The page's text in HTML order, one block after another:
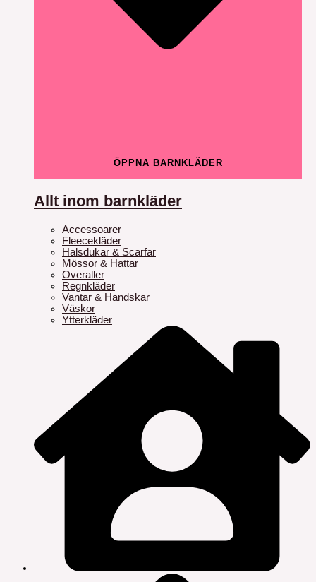
ÖPPNA BARNKLÄDER
Allt inom barnkläder
Accessoarer
Fleecekläder
Halsdukar & Scarfar
Mössor & Hattar
Overaller
Regnkläder
Vantar & Handskar
Väskor
Ytterkläder